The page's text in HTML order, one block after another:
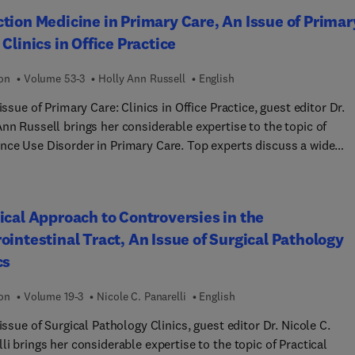
Réaliser un examen clinique ciblé permet aux infirmières
les effets thérapeutiques des traitements prescrits, d’assurer
clinique sécuritaire et de déterminer les interventions à
champ de compétence. Ce livre se veut didactique tout
choisis. Découpé par spécialité, c'est un outil pratique qui
l'infirmière de connaitre les gestes et les techniques de
de l’ouvrage est d’appuyer et de donner l’élan nécessaire aux
compétences cliniques dans un domaine d’expertise commun à
professions de la santé.
including misinformation, diverse patient needs, and access
while offering special attention to emerging treatments such
antagonists, weight management strategies, and the
of hormone therapy.
Medicine in Primary Care, An Issue of
Clinics in Office Practice
Volume 53-3 Holly Ann Russell English
of Primary Care: Clinics in Office Practice, guest editor Dr.
Russell brings her considerable expertise to the topic of
Use Disorder in Primary Care. Top experts discuss a wide
many more.
Approach to Controversies in the
Tract, An Issue of Surgical Pathology
Volume 19-3 Nicole C. Panarelli English
of Surgical Pathology Clinics, guest editor Dr. Nicole C.
brings her considerable expertise to the topic of Practical